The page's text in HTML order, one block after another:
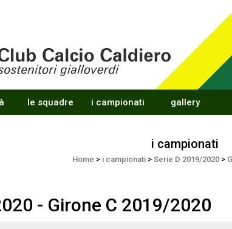
le squadre i campionati gallery
i campionati
Home > i campionati> Serie D 2019/2020>
- Girone C 2019/2020